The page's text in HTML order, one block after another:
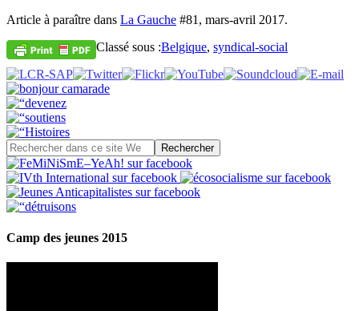
Article à paraître dans La Gauche #81, mars-avril 2017.
Classé sous :Belgique, syndical-social
Camp des jeunes 2015